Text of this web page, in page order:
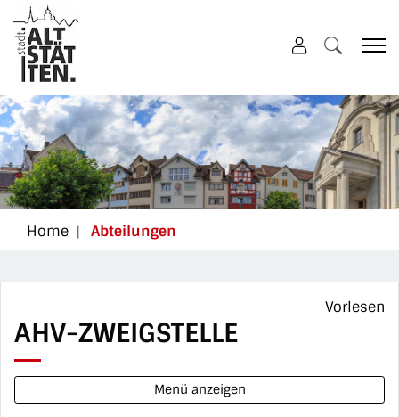
zur Startseite
Direkt zur Hauptnavigation
Direkt zum Inhalt
Direkt zur Suche
Direkt zum Stichwortverzeichnis
Altstätten
Home Abteilungen
Vorlesen
AHV-ZWEIGSTELLE
Menü anzeigen